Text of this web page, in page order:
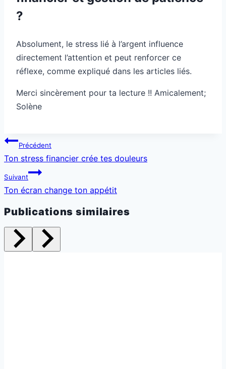
?
Absolument, le stress lié à l’argent influence
directement l’attention et peut renforcer ce
réflexe, comme expliqué dans les articles liés.
Merci sincèrement pour ta lecture !! Amicalement;
Solène
Navigation
de
l’article
Précédent
Ton stress financier crée tes douleurs
Suivant
Ton écran change ton appétit
Publications similaires